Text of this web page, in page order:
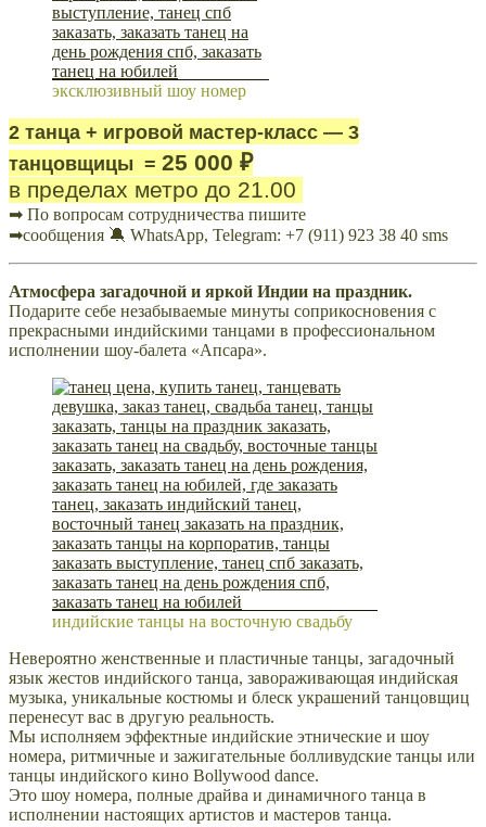
эксклюзивный шоу номер
2 танца + игровой мастер-класс — 3
танцовщицы = 25 000 ₽
в пределах метро до 21.00
➡ По вопросам сотрудничества пишите
➡сообщения 🔕 WhatsApp, Telegram: +7 (911) 923 38 40 sms
Атмосфера загадочной и яркой Индии на праздник.
Подарите себе незабываемые минуты соприкосновения с
прекрасными индийскими танцами в профессиональном
исполнении шоу-балета «Апсара».
индийские танцы на восточную свадьбу
Невероятно женственные и пластичные танцы, загадочный
язык жестов индийского танца, завораживающая индийская
музыка, уникальные костюмы и блеск украшений танцовщиц
перенесут вас в другую реальность.
Мы исполняем эффектные индийские этнические и шоу
номера, ритмичные и зажигательные болливудские танцы или
танцы индийского кино Bollywood dance.
Это шоу номера, полные драйва и динамичного танца в
исполнении настоящих артистов и мастеров танца.